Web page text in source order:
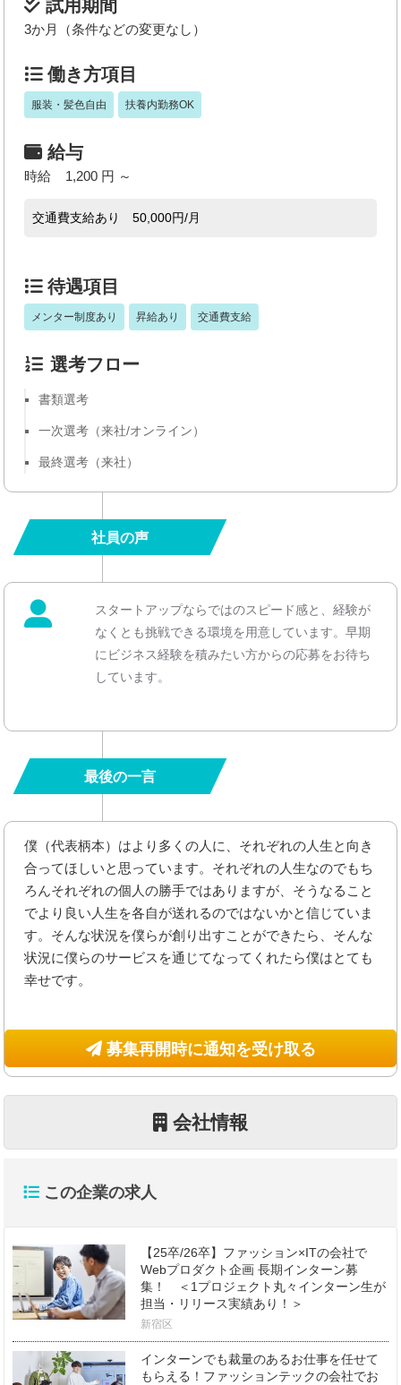
試用期間
3か月（条件などの変更なし）
働き方項目
服装・髪色自由 扶養内勤務OK
給与
時給 1,200 円 ～
交通費支給あり 50,000円/月
待遇項目
メンター制度あり 昇給あり 交通費支給
選考フロー
書類選考
一次選考（来社/オンライン）
最終選考（来社）
社員の声
スタートアップならではのスピード感と、経験が
なくとも挑戦できる環境を用意しています。早期
にビジネス経験を積みたい方からの応募をお待ち
しています。
最後の一言
僕（代表柄本）はより多くの人に、それぞれの人生と向き
合ってほしいと思っています。それぞれの人生なのでもち
ろんそれぞれの個人の勝手ではありますが、そうなること
でより良い人生を各自が送れるのではないかと信じていま
す。そんな状況を僕らが創り出すことができたら、そんな
状況に僕らのサービスを通じてなってくれたら僕はとても
幸せです。
募集再開時に通知を受け取る
会社情報
この企業の求人
【25卒/26卒】ファッション×ITの会社で
Webプロダクト企画 長期インターン募
集！ ＜1プロジェクト丸々インターン生が
担当・リリース実績あり！＞
新宿区
インターンでも裁量のあるお仕事を任せて
もらえる！ファッションテックの会社でお